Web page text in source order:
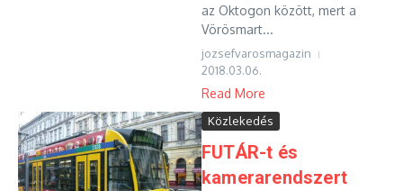
az Oktogon között, mert a
Vörösmart...
jozsefvarosmagazin
2018.03.06.
Read More
Közlekedés
FUTÁR-t és
kamerarendszert